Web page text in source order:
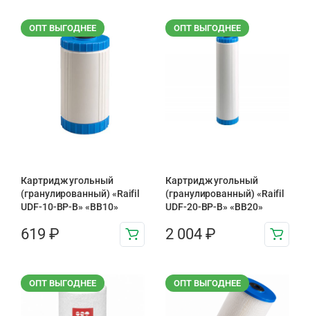
ОПТ ВЫГОДНЕЕ
Картридж угольный
(гранулированный) «Raifil
UDF-10-BP-B» «BB10»
619 ₽
ОПТ ВЫГОДНЕЕ
Картридж угольный
(гранулированный) «Raifil
UDF-20-BP-B» «BB20»
2 004 ₽
ОПТ ВЫГОДНЕЕ ОПТ ВЫГОДНЕЕ